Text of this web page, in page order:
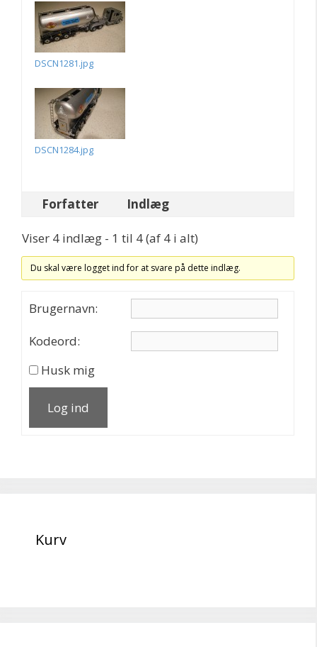
DSCN1281.jpg
DSCN1284.jpg
Forfatter Indlæg
Viser 4 indlæg - 1 til 4 (af 4 i alt)
Du skal være logget ind for at svare på dette indlæg.
Brugernavn:
Kodeord:
Husk mig
Log ind
Kurv